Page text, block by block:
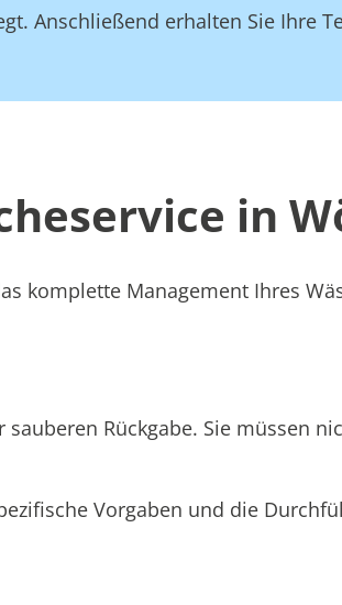
Anschließend erhalten Sie Ihre
in
komplette Management Ihres
Rückgabe. Sie müssen
Vorgaben und die